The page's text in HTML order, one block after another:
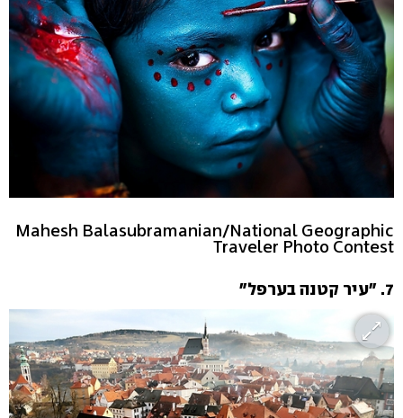
Mahesh Balasubramanian/National Geographic
Traveler Photo Contest
7. "עיר קטנה בערפל"